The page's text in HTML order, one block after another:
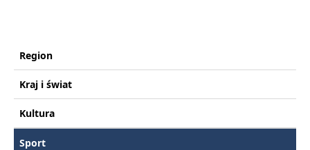
Region
Kraj i świat
Kultura
Sport